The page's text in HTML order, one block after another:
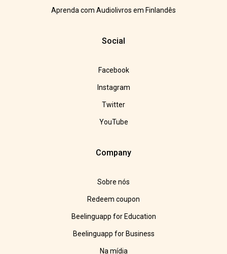
Aprenda com Audiolivros em Finlandês
Social
Facebook
Instagram
Twitter
YouTube
Company
Sobre nós
Redeem coupon
Beelinguapp for Education
Beelinguapp for Business
Na mídia